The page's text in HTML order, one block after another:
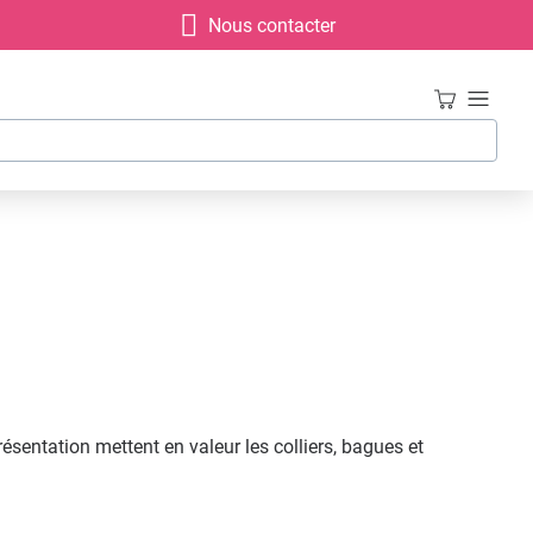
Nous contacter
mettent en valeur les colliers, bagues et